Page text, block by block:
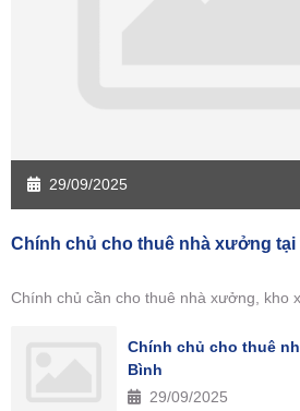
29/09/2025
Chính chủ cho thuê nhà xưởng tại
Chính chủ cần cho thuê nhà xưởng, kho
Chính chủ cho thuê
Bình
29/09/2025